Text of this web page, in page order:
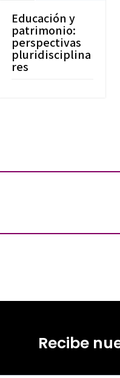
Educación y
patrimonio:
perspectivas
pluridisciplina
res
Recibe